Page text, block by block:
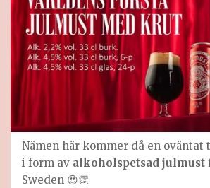
Nämen här kommer då en
i form av alkoholspetsad julmust
Sweden 😍👏